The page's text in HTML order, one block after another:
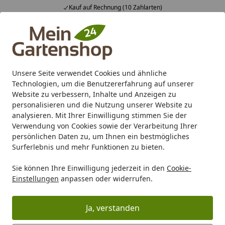
Unsere Seite verwendet Cookies und ähnliche
Technologien, um die Benutzererfahrung auf unserer
Website zu verbessern, Inhalte und Anzeigen zu
personalisieren und die Nutzung unserer Website zu
analysieren. Mit Ihrer Einwilligung stimmen Sie der
Verwendung von Cookies sowie der Verarbeitung Ihrer
persönlichen Daten zu, um Ihnen ein bestmögliches
Surferlebnis und mehr Funktionen zu bieten.
Sie können Ihre Einwilligung jederzeit in den Cookie-
Einstellungen anpassen oder widerrufen.
Ja, verstanden
Kauf auf Rechnung (10 Zahlarten)
Alle Produkte
Mein Konto
Suchen
Karibu Pools inkl. gratis Sandfilteranlage & Pool-
Starterset (Gesamtwert bis 468,99€)
Startseite
Gartenhaus Zubehör für Gartenhäuser Fenster und
Außensaunen mit 38 mm
Wandstärke
(1 Bewertung)